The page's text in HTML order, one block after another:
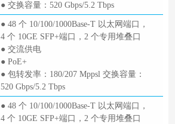
● 交换容量：520 Gbps/5.2 Tbps
● 48 个 10/100/1000Base-T 以太网端口，
4 个 10GE SFP+端口，2 个专用堆叠口
● 交流供电
● PoE+
● 包转发率：180/207 Mppsl 交换容量：
520 Gbps/5.2 Tbps
● 48 个 10/100/1000Base-T 以太网端口，
4 个 10GE SFP+端口，2 个专用堆叠口